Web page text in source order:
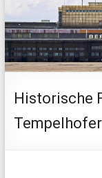
Historische